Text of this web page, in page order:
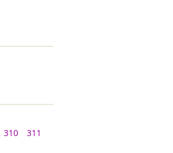
310
311